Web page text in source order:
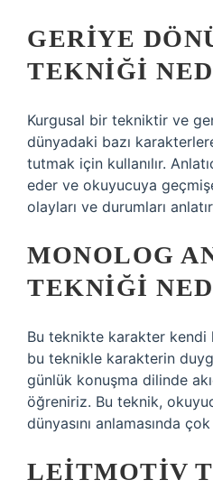
GERIYE
TEKNIĞI
Kurgusal bir tekniktir ve
dünyadaki bazı
tutmak için kullanılır.
eder ve okuyucuya
olayları ve durumları
MONOLOG
TEKNIĞI
Bu teknikte karakter kendi
bu teknikle karakterin
günlük konuşma dilinde
öğreniriz. Bu teknik,
dünyasını anlamasında
LEITMOTIV